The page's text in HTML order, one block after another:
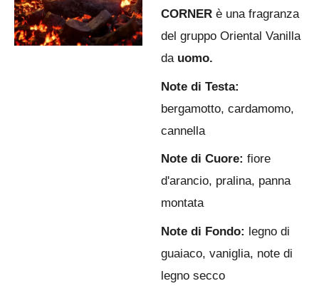
CORNER è una fragranza
del gruppo Oriental Vanilla
da uomo.
Note di Testa:
bergamotto, cardamomo,
cannella
Note di Cuore: fiore
d'arancio, pralina, panna
montata
Note di Fondo: legno di
guaiaco, vaniglia, note di
legno secco